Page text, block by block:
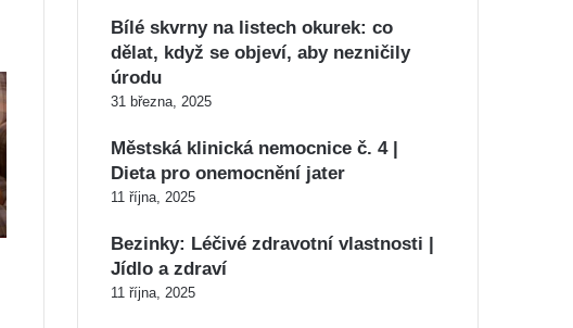
Bílé skvrny na listech okurek: co
dělat, když se objeví, aby nezničily
úrodu
31 března, 2025
Městská klinická nemocnice č. 4 |
Dieta pro onemocnění jater
11 října, 2025
Bezinky: Léčivé zdravotní vlastnosti |
Jídlo a zdraví
11 října, 2025